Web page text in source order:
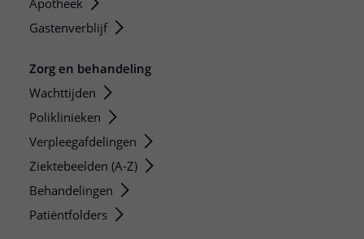
Apotheek
Gastenverblijf
Zorg en behandeling
Wachttijden
Poliklinieken
Verpleegafdelingen
Ziektebeelden (A-Z)
Behandelingen
Patiëntfolders